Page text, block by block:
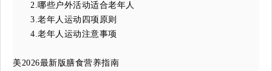
2.哪些户外活动适合老年人
3.老年人运动四项原则
4.老年人运动注意事项
美2026最新版膳食营养指南